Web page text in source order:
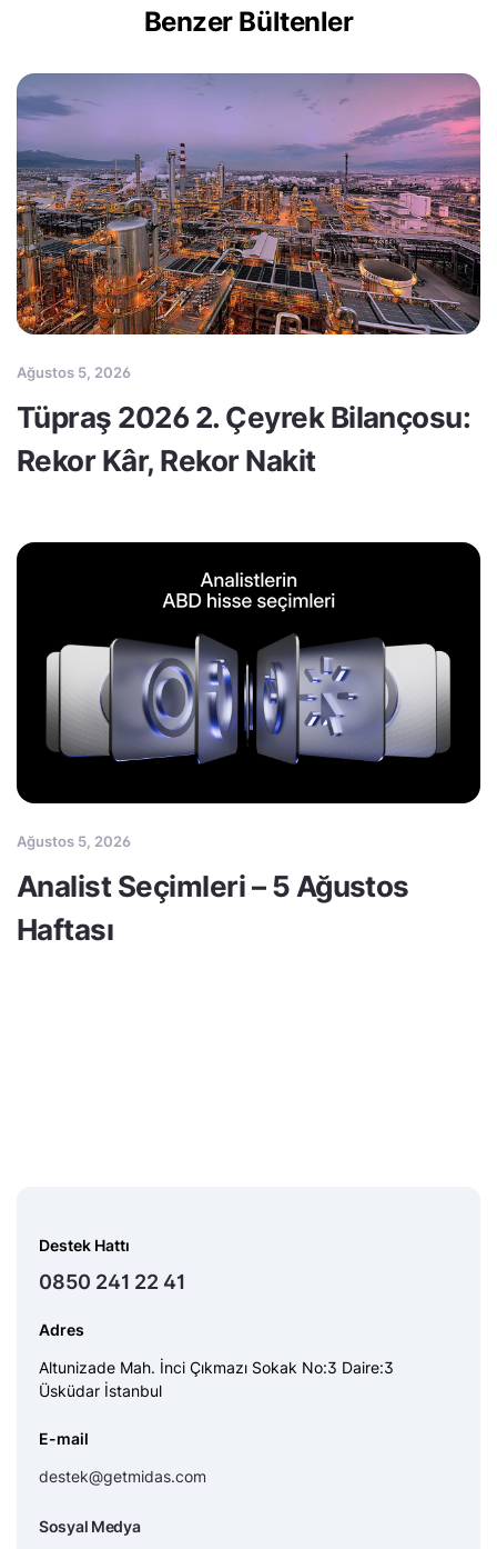
Benzer Bültenler
Ağustos 5, 2026
Tüpraş 2026 2. Çeyrek Bilançosu:
Rekor Kâr, Rekor Nakit
Ağustos 5, 2026
Analist Seçimleri – 5 Ağustos
Haftası
Destek Hattı
0850 241 22 41
Adres
Altunizade Mah. İnci Çıkmazı Sokak No:3 Daire:3
Üsküdar İstanbul
E-mail
destek@getmidas.com
Sosyal Medya